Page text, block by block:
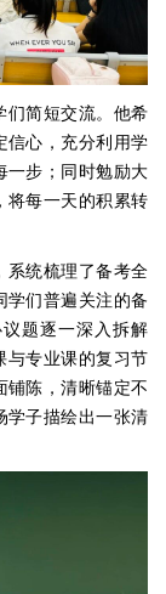
们简短交流。他希
信心，充分利用学
一步；同时勉励大
将每一天的积累转
系统梳理了备考全
学们普遍关注的备
题逐一深入拆解
专业课的复习节
铺陈，清晰锚定不
学子描绘出一张清